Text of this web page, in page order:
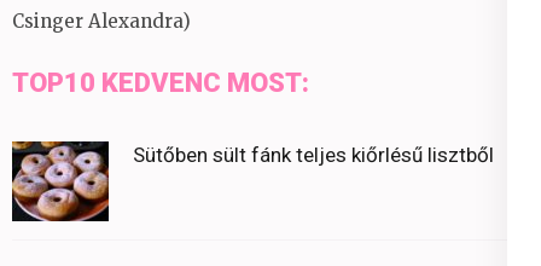
Csinger Alexandra)
TOP10 KEDVENC MOST:
Sütőben sült fánk teljes kiőrlésű lisztből